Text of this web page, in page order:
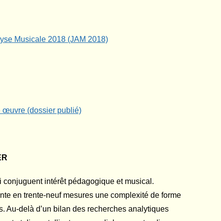
Musicale 2018 (JAM 2018)
œuvre (dossier publié)
intérêt pédagogique et musical.
en trente-neuf mesures une complexité de forme
Au-delà d’un bilan des recherches analytiques